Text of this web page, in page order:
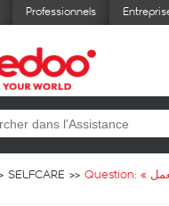
Professionnels
SELFCARE Question: «